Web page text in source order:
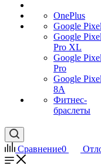
OnePlus
Google
Google
Pro XL
Google
Pro
Google Pixel
8A
Фитнес-
браслеты
Сравнение0